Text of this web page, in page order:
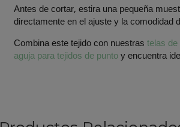
Antes de cortar, estira una pequeña
directamente en el ajuste y la
Combina este tejido con nuestrastelas
aguja para tejidos de puntoy encuentra